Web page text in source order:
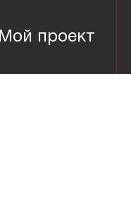
Мой проект